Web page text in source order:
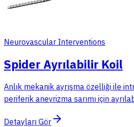
Neurovascular Interventions
Spider Ayrılabilir Koil
Anlık mekanik ayrışma özelliği ile
periferik anevrizma sarımı için
Detayları Gör